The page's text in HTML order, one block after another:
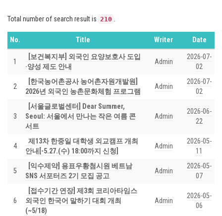
Total number of search result is 210
No. Title Writer Date
1
[보건복지부] 외국인 요양보호사 도입
·양성 제도 안내
Admin
2026-07-
02
2
[한국농어촌공사 농어촌자원개발원]
2026년 외국인 농촌문화체험 프로그램
Admin
2026-07-
02
3
[서울글로벌센터] Dear Summer,
Seoul: 서울에서 만나는 작은 여름 콘
서트
Admin
2026-06-
22
4
제13차 한중일 대학생 외교캠프 개최
안내[-5.27.(수) 18:00까지 신청]
Admin
2026-05-
11
5
[익수제약] 용표우황첨시원 베트남
SNS 서포터즈 2기 모집 공고
Admin
2026-05-
07
6
[접수기간 연장] 제3회 코리아타임스
외국인 한국어 말하기 대회 개최
(~5/18)
Admin
2026-05-
06